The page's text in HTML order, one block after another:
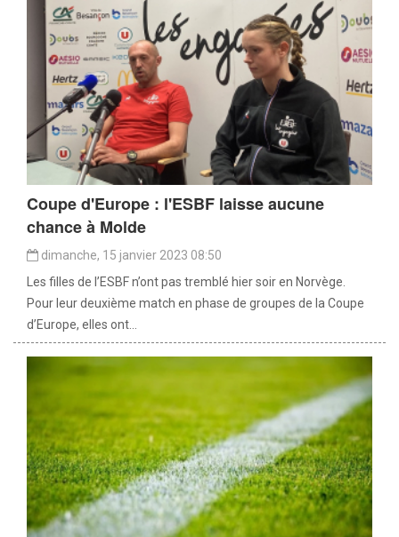
Coupe d'Europe : l'ESBF laisse aucune
chance à Molde
dimanche, 15 janvier 2023 08:50
Les filles de l’ESBF n’ont pas tremblé hier soir en Norvège.
Pour leur deuxième match en phase de groupes de la Coupe
d’Europe, elles ont...